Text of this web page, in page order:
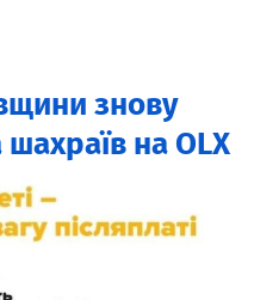
знову
на OLX